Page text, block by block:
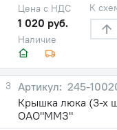
Наличие
Цена с НДС
1 020 руб.
К
3
245-
Крышка люка (3-х
ОАО"ММЗ"